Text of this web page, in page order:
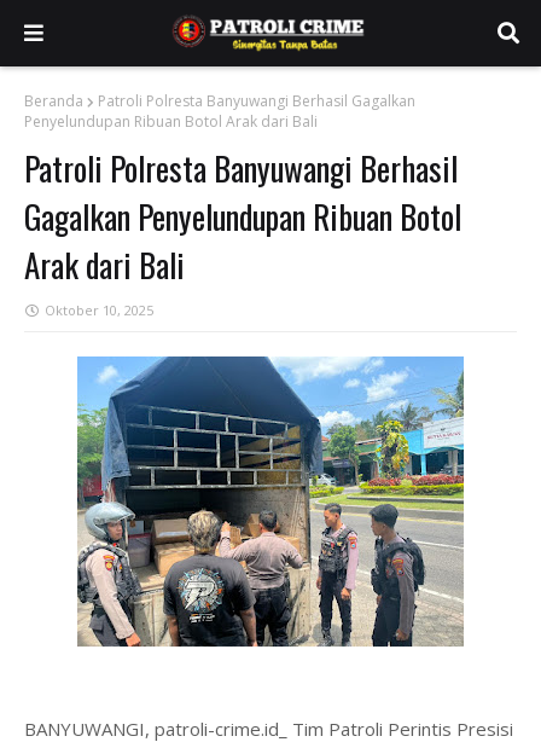
Beranda
Patroli Polresta Banyuwangi Berhasil Gagalkan
Penyelundupan Ribuan Botol Arak dari Bali
Patroli Polresta Banyuwangi Berhasil
Gagalkan Penyelundupan Ribuan Botol
Arak dari Bali
Oktober 10, 2025
BANYUWANGI, patroli-crime.id_ Tim Patroli Perintis Presisi